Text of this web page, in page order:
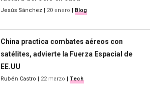
Jesús Sánchez 20 enero Blog
China practica combates aéreos con
satélites, advierte la Fuerza Espacial de
EE.UU
Rubén Castro 22 marzo Tech